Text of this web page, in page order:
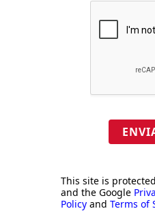
This site is
and the Google
Policy and Terms of